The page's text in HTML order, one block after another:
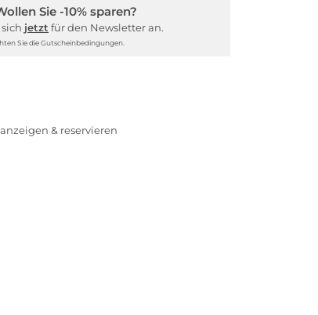
Sie -10% sparen?
jetzt für den Newsletter an.
Sie die Gutscheinbedingungen.
& reservieren